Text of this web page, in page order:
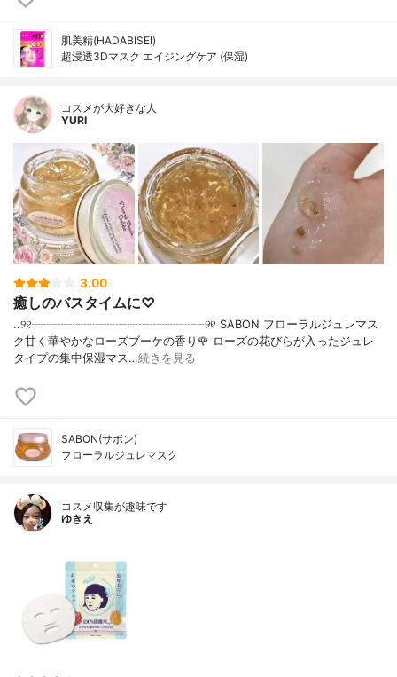
肌美精(HADABISEI)
超浸透3Dマスク エイジングケア (保湿)
コスメが大好きな人
YURI
3.00
癒しのバスタイムに♡
..୨୧┈┈┈┈┈┈┈┈┈┈┈┈┈┈┈୨୧ SABON フローラルジュレマス
ク甘く華やかなローズブーケの香り🌹 ローズの花びらが入ったジュレ
タイプの集中保湿マス…続きを見る
SABON(サボン)
フローラルジュレマスク
コスメ収集が趣味です
ゆきえ